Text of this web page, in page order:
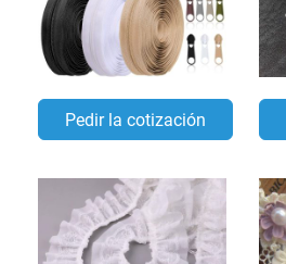
Pedir la cotización